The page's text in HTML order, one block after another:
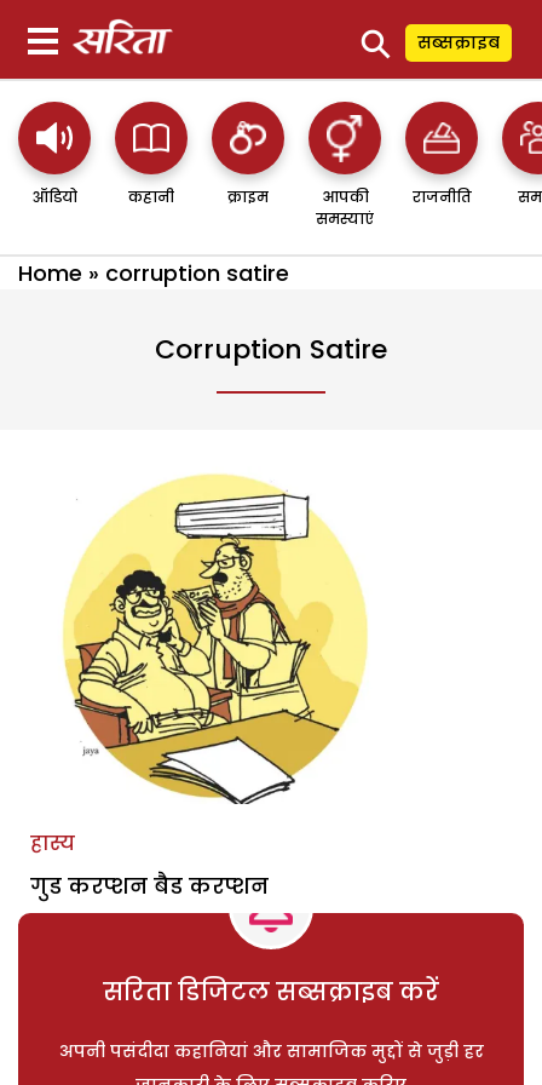
⚲ सब्सक्राइब
ऑडियो कहानी क्राइम
आपकी
समस्याएं
राजनीति
Home » corruption satire
Corruption Satire
हास्य
गुड करप्शन बैड करप्शन
सरिता डिजिटल सब्सक्राइब करें
अपनी पसंदीदा कहानियां और सामाजिक मुद्दों से जुड़ी हर